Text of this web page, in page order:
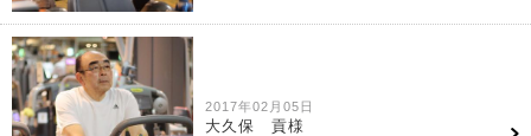
2017年02月05日
大久保 貢様